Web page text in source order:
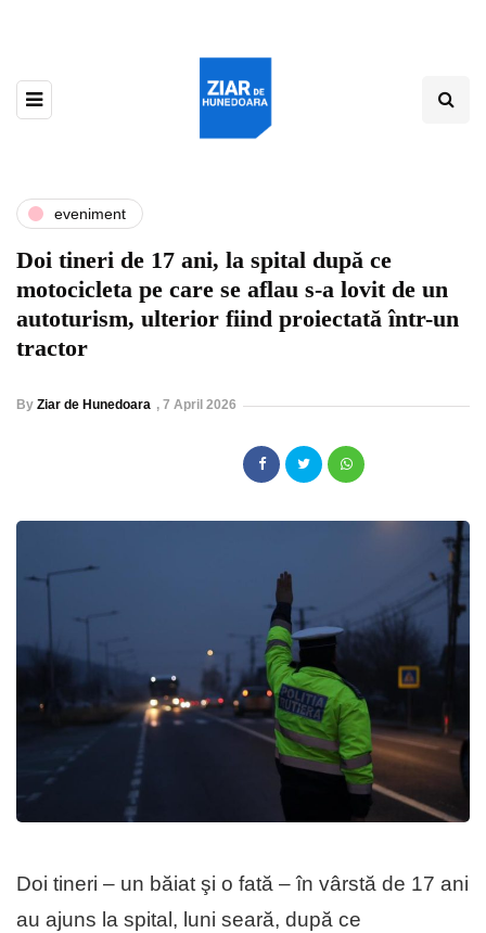
eveniment
Doi tineri de 17 ani, la spital după ce
motocicleta pe care se aflau s-a lovit de un
autoturism, ulterior fiind proiectată într-un
tractor
By Ziar de Hunedoara , 7 April 2026
Doi tineri – un băiat şi o fată – în vârstă de 17 ani
au ajuns la spital, luni seară, după ce